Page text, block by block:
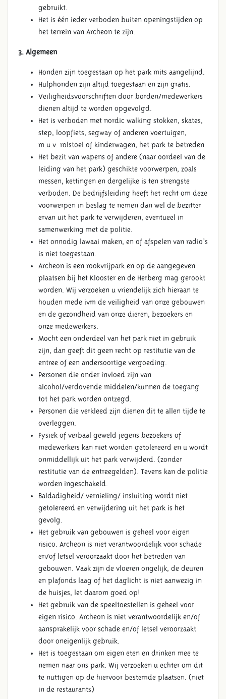
gebruikt.
Het is één ieder verboden buiten openingstijden op
het terrein van Archeon te zijn.
3. Algemeen
Honden zijn toegestaan op het park mits aangelijnd.
Hulphonden zijn altijd toegestaan en zijn gratis.
Veiligheidsvoorschriften door borden/medewerkers
dienen altijd te worden opgevolgd.
Het is verboden met nordic walking stokken, skates,
step, loopfiets, segway of anderen voertuigen,
m.u.v. rolstoel of kinderwagen, het park te betreden.
Het bezit van wapens of andere (naar oordeel van de
leiding van het park) geschikte voorwerpen, zoals
messen, kettingen en dergelijke is ten strengste
verboden. De bedrijfsleiding heeft het recht om deze
voorwerpen in beslag te nemen dan wel de bezitter
ervan uit het park te verwijderen, eventueel in
samenwerking met de politie.
Het onnodig lawaai maken, en of afspelen van radio’s
is niet toegestaan.
Archeon is een rookvrijpark en op de aangegeven
plaatsen bij het Klooster en de Herberg mag gerookt
worden. Wij verzoeken u vriendelijk zich hieraan te
houden mede ivm de veiligheid van onze gebouwen
en de gezondheid van onze dieren, bezoekers en
onze medewerkers.
Mocht een onderdeel van het park niet in gebruik
zijn, dan geeft dit geen recht op restitutie van de
entree of een andersoortige vergoeding.
Personen die onder invloed zijn van
alcohol/verdovende middelen/kunnen de toegang
tot het park worden ontzegd.
Personen die verkleed zijn dienen dit te allen tijde te
overleggen.
Fysiek of verbaal geweld jegens bezoekers of
medewerkers kan niet worden getolereerd en u wordt
onmiddellijk uit het park verwijderd. (zonder
restitutie van de entreegelden). Tevens kan de politie
worden ingeschakeld.
Baldadigheid/ vernieling/ insluiting wordt niet
getolereerd en verwijdering uit het park is het
gevolg.
Het gebruik van gebouwen is geheel voor eigen
risico. Archeon is niet verantwoordelijk voor schade
en/of letsel veroorzaakt door het betreden van
gebouwen. Vaak zijn de vloeren ongelijk, de deuren
en plafonds laag of het daglicht is niet aanwezig in
de huisjes, let daarom goed op!
Het gebruik van de speeltoestellen is geheel voor
eigen risico. Archeon is niet verantwoordelijk en/of
aansprakelijk voor schade en/of letsel veroorzaakt
door oneigenlijk gebruik.
Het is toegestaan om eigen eten en drinken mee te
nemen naar ons park. Wij verzoeken u echter om dit
te nuttigen op de hiervoor bestemde plaatsen. (niet
in de restaurants)